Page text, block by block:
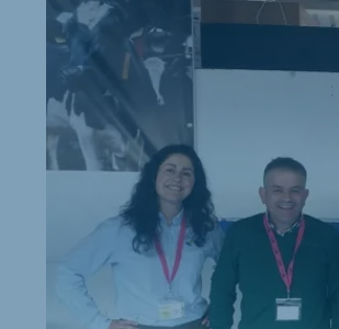
India
English
South Africa
English
Ethiopia (Koudijs)
English